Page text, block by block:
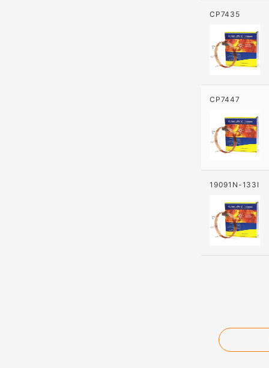
CP7435
CP7447
19091N-133I